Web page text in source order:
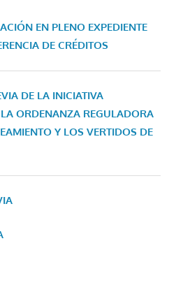
EN PLENO EXPEDIENTE
DE CRÉDITOS
DE LA INICIATIVA
ORDENANZA REGULADORA
Y LOS VERTIDOS DE